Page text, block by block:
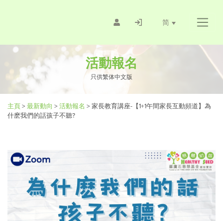
简
活動報名
只供繁体中文版
主頁> 最新動向 > 活動報名 > 家長教育講座-【1+1午間家長互動頻道】為
什麽我們的話孩子不聽?